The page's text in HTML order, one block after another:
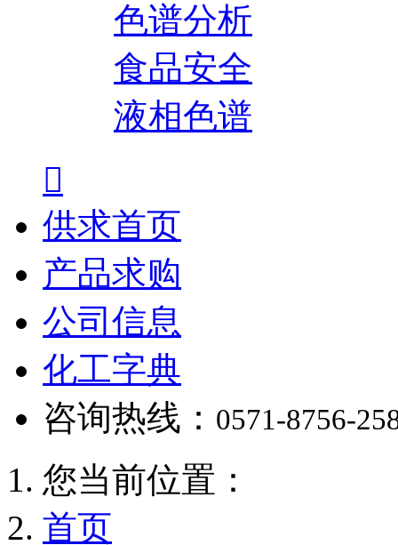
色谱分析
食品安全
液相色谱

供求首页
产品求购
公司信息
化工字典
咨询热线： 0571-8756-
您当前位置：
首页